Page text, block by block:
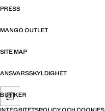
PRESS
MANGO OUTLET
SITE MAP
ANSVARSSKYLDIGHET
BUTIKER